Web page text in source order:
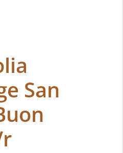
San